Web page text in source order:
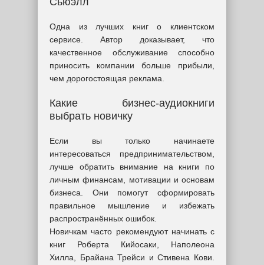
Одна из лучших книг о клиентском
сервисе. Автор доказывает, что
качественное обслуживание способно
приносить компании больше прибыли,
чем дорогостоящая реклама.
Какие бизнес-аудиокниги
выбрать новичку
Если вы только начинаете
интересоваться предпринимательством,
лучше обратить внимание на книги по
личным финансам, мотивации и основам
бизнеса. Они помогут сформировать
правильное мышление и избежать
распространённых ошибок.
Новичкам часто рекомендуют начинать с
книг Роберта Кийосаки, Наполеона
Хилла, Брайана Трейси и Стивена Кови.